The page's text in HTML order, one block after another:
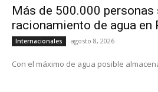
Más de 500.000 personas
racionamiento de agua en
Internacionales agosto 8, 2026
Con el máximo de agua posible